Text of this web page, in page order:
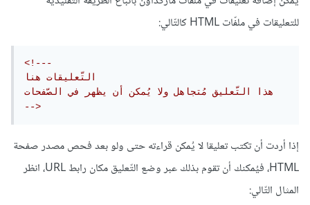
للتعليقات في ملفّات HTML كالتّالي:
<!---
التّعليقات هنا
هذا التّعليق مُتجاهل ولا يُمكن أن يظهر في الصّفحات
-->
إذا أردت أن تكتب تعليقا لا يُمكن قراءته حتى ولو بعد فحص مصدر صفحة
HTML، فيُمكنك أن تقوم بذلك عبر وضع التّعليق مكان رابط URL، انظر
المثال التّالي: